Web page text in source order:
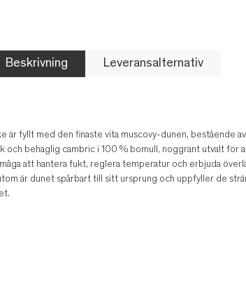
Beskrivning Leveransalternativ
är fyllt med den finaste vita muscovy-dunen, bestående
och behaglig cambric i 100 % bomull, noggrant utvalt för
att hantera fukt, reglera temperatur och erbjuda
är dunet spårbart till sitt ursprung och uppfyller de